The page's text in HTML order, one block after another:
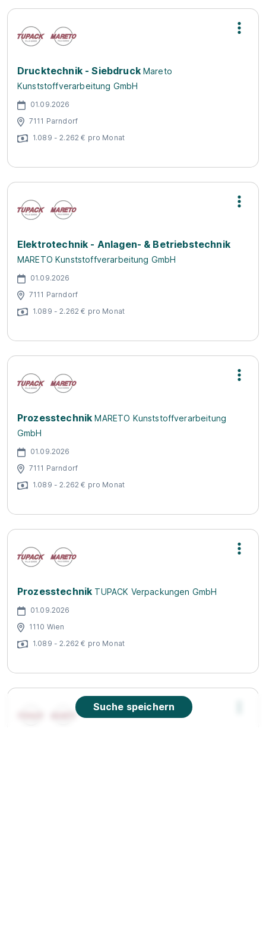
Drucktechnik - Siebdruck Mareto
Kunststoffverarbeitung GmbH
01.09.2026
7111 Parndorf
1.089 - 2.262 € pro Monat
Elektrotechnik - Anlagen- & Betriebstechnik
MARETO Kunststoffverarbeitung GmbH
01.09.2026
7111 Parndorf
1.089 - 2.262 € pro Monat
Prozesstechnik MARETO Kunststoffverarbeitung
GmbH
01.09.2026
7111 Parndorf
1.089 - 2.262 € pro Monat
Prozesstechnik TUPACK Verpackungen GmbH
01.09.2026
1110 Wien
1.089 - 2.262 € pro Monat
Suche speichern